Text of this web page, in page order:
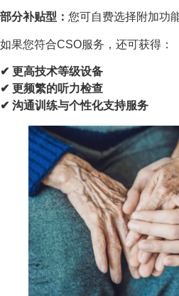
部分补贴型： 您可自费选择附加功
如果您符合CSO服务，还可获得：
✔ 更高技术等级设备
✔ 更频繁的听力检查
✔ 沟通训练与个性化支持服务